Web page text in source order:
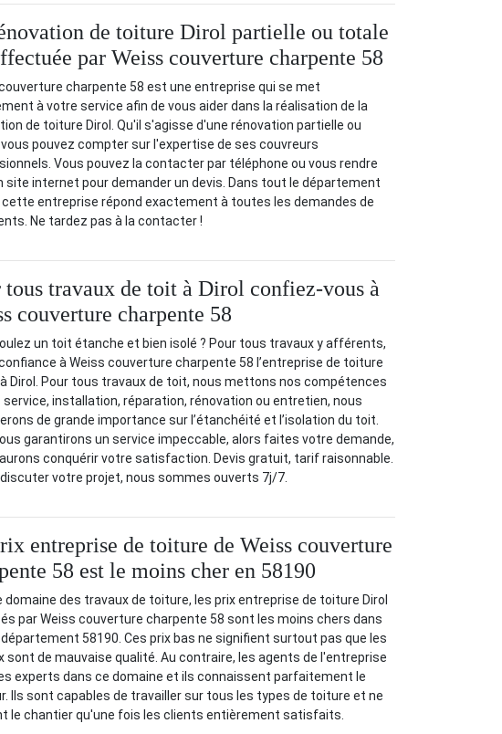
de toiture Dirol partielle ou totale
par Weiss couverture charpente 58
charpente 58 est une entreprise qui se met
à votre service afin de vous aider dans la réalisation de la
de toiture Dirol. Qu'il s'agisse d'une rénovation partielle ou
pouvez compter sur l'expertise de ses couvreurs
Vous pouvez la contacter par téléphone ou vous rendre
site internet pour demander un devis. Dans tout le département
cette entreprise répond exactement à toutes les demandes de
Ne tardez pas à la contacter !
tous travaux de toit à Dirol confiez-vous à
couverture charpente 58
un toit étanche et bien isolé ? Pour tous travaux y afférents,
à Weiss couverture charpente 58 l’entreprise de toiture
Dirol. Pour tous travaux de toit, nous mettons nos compétences
service, installation, réparation, rénovation ou entretien, nous
de grande importance sur l’étanchéité et l’isolation du toit.
garantirons un service impeccable, alors faites votre demande,
conquérir votre satisfaction. Devis gratuit, tarif raisonnable.
votre projet, nous sommes ouverts 7j/7.
entreprise de toiture de Weiss couverture
58 est le moins cher en 58190
domaine des travaux de toiture, les prix entreprise de toiture Dirol
par Weiss couverture charpente 58 sont les moins chers dans
58190. Ces prix bas ne signifient surtout pas que les
sont de mauvaise qualité. Au contraire, les agents de l'entreprise
experts dans ce domaine et ils connaissent parfaitement le
Ils sont capables de travailler sur tous les types de toiture et ne
le chantier qu'une fois les clients entièrement satisfaits.